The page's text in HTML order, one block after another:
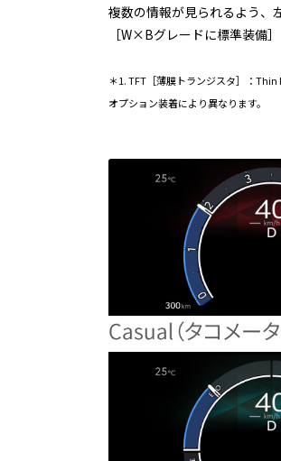
複数の情報が見られるよう、
［W×Bグレードに標準装備］
＊1. TFT［薄膜トランジスタ］：
オプション装着により異なります。